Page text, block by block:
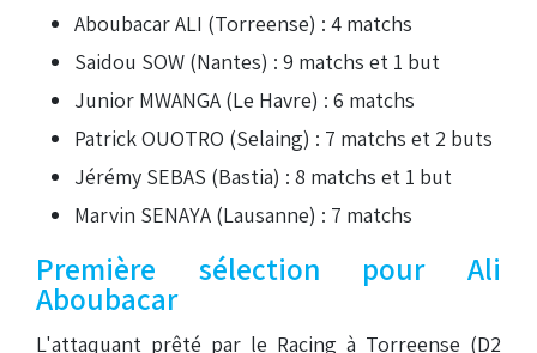
Aboubacar ALI (Torreense) : 4 matchs
Saidou SOW (Nantes) : 9 matchs et 1 but
Junior MWANGA (Le Havre) : 6 matchs
Patrick OUOTRO (Selaing) : 7 matchs et 2 buts
Jérémy SEBAS (Bastia) : 8 matchs et 1 but
Marvin SENAYA (Lausanne) : 7 matchs
Première sélection pour Ali
Aboubacar
L'attaquant prêté par le Racing à Torreense (D2